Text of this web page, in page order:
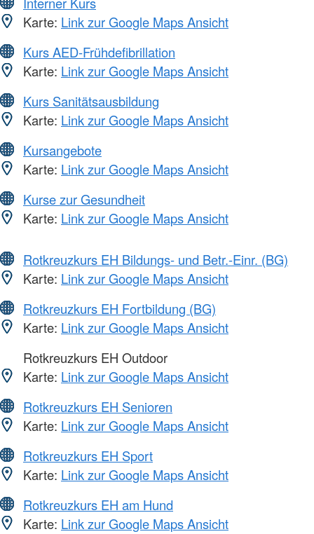
Karte: Link zur Google Maps Ansicht
Kurs AED-Frühdefibrillation
Karte: Link zur Google Maps Ansicht
Kurs Sanitätsausbildung
Karte: Link zur Google Maps Ansicht
Kursangebote
Karte: Link zur Google Maps Ansicht
Kurse zur Gesundheit
Karte: Link zur Google Maps Ansicht
Rotkreuzkurs EH Bildungs- und Betr.-Einr. (BG)
Karte: Link zur Google Maps Ansicht
Rotkreuzkurs EH Fortbildung (BG)
Karte: Link zur Google Maps Ansicht
Rotkreuzkurs EH Outdoor
Karte: Link zur Google Maps Ansicht
Rotkreuzkurs EH Senioren
Karte: Link zur Google Maps Ansicht
Rotkreuzkurs EH Sport
Karte: Link zur Google Maps Ansicht
Rotkreuzkurs EH am Hund
Karte: Link zur Google Maps Ansicht